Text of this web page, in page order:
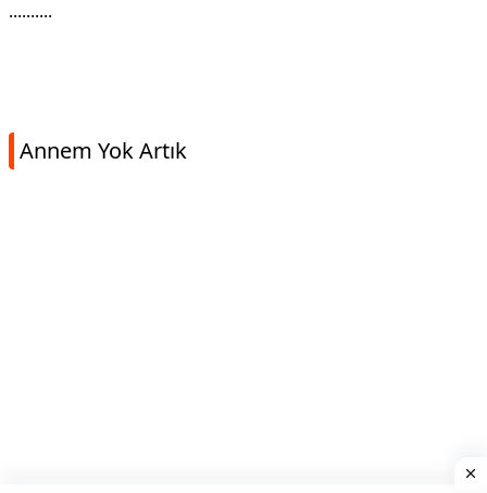
..........
Annem Yok Artık